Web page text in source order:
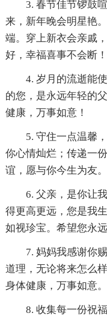
3. 春节佳节锣鼓
来，新年晚会明星艳
端。穿上新衣会亲戚
好，幸福喜事不会断！
4. 岁月的流逝能
的您，是永远年轻的
健康，万事如意！
5. 守住一点温馨
你心情灿烂；传递一
谊，愿与你今生为友
6. 父亲，是你让
得更高更远，您是我
如视珍宝。希望您永远
7. 妈妈我感谢你
道理，无论将来怎么
身体健康，万事如意。
8. 收集每一份祝